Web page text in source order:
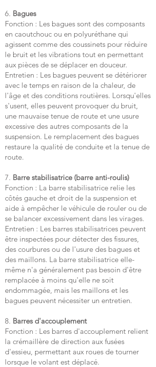
6. Bagues
Fonction : Les bagues sont des composants
en caoutchouc ou en polyuréthane qui
agissent comme des coussinets pour réduire
le bruit et les vibrations tout en permettant
aux pièces de se déplacer en douceur.
Entretien : Les bagues peuvent se détériorer
avec le temps en raison de la chaleur, de
l'âge et des conditions routières. Lorsqu'elles
s'usent, elles peuvent provoquer du bruit,
une mauvaise tenue de route et une usure
excessive des autres composants de la
suspension. Le remplacement des bagues
restaure la qualité de conduite et la tenue de
route.
7. Barre stabilisatrice (barre anti-roulis)
Fonction : La barre stabilisatrice relie les
côtés gauche et droit de la suspension et
aide à empêcher le véhicule de rouler ou de
se balancer excessivement dans les virages.
Entretien : Les barres stabilisatrices peuvent
être inspectées pour détecter des fissures,
des courbures ou de l'usure des bagues et
des maillons. La barre stabilisatrice elle-
même n'a généralement pas besoin d'être
remplacée à moins qu'elle ne soit
endommagée, mais les maillons et les
bagues peuvent nécessiter un entretien.
8. Barres d'accouplement
Fonction : Les barres d'accouplement relient
la crémaillère de direction aux fusées
d'essieu, permettant aux roues de tourner
lorsque le volant est déplacé.